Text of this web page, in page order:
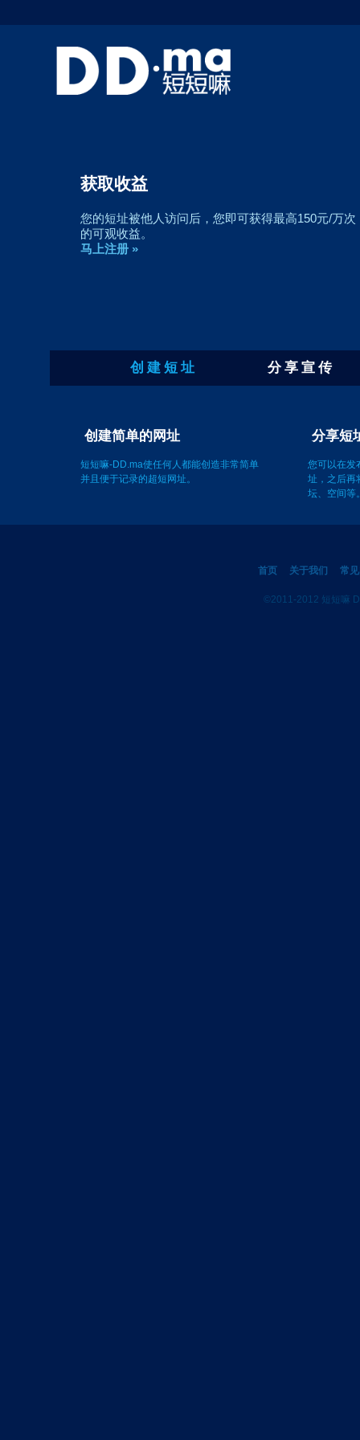
创建简单到难以置信的超短网址
短短嘛-DD.ma可以方便地创建简单到难以置信的超
短网址
马上注册 »
创 建 短 址 分 享 宣 传
创建简单的网址
短短嘛-DD.ma使任何人都能创造非常简单
并且便于记录的超短网址。
您可以在发
首页 关于我们 常